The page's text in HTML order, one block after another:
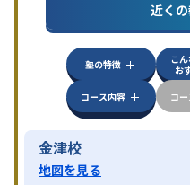
中高一貫校生
1科目から
近く
塾の特徴
こ
お
コース内容
コ
金津校
地図を見る